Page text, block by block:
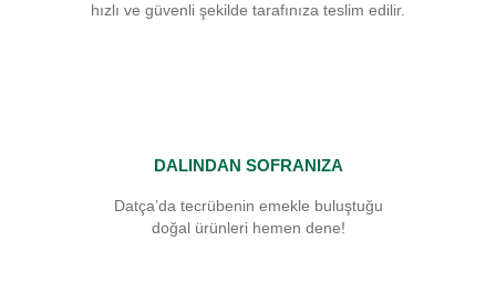
hızlı ve güvenli şekilde tarafınıza teslim edilir.
DALINDAN SOFRANIZA
Datça’da tecrübenin emekle buluştuğu
doğal ürünleri hemen dene!